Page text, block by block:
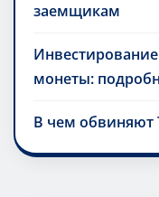
заемщикам
монеты:
В чем обвиняют